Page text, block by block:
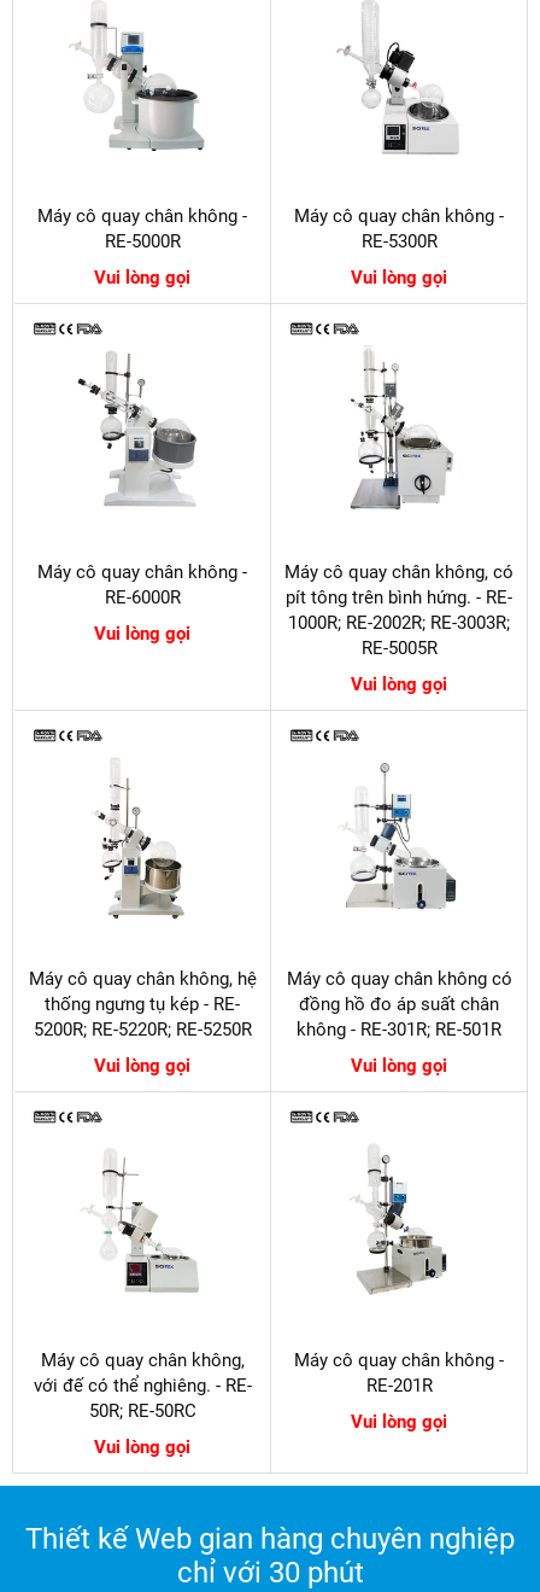
Máy cô quay chân không -
RE-5000R
Vui lòng gọi
Máy cô quay chân không -
RE-5300R
Vui lòng gọi
Máy cô quay chân không -
RE-6000R
Vui lòng gọi
Máy cô quay chân không, có
pít tông trên bình hứng. - RE-
1000R; RE-2002R; RE-3003R;
RE-5005R
Vui lòng gọi
Máy cô quay chân không, hệ
thống ngưng tụ kép - RE-
5200R; RE-5220R; RE-5250R
Vui lòng gọi
Máy cô quay chân không có
đồng hồ đo áp suất chân
không - RE-301R; RE-501R
Vui lòng gọi
Máy cô quay chân không,
với đế có thể nghiêng. - RE-
50R; RE-50RC
Vui lòng gọi
Máy cô quay chân không -
RE-201R
Vui lòng gọi
Thiết kế Web gian hàng chuyên nghiệp
chỉ với 30 phút